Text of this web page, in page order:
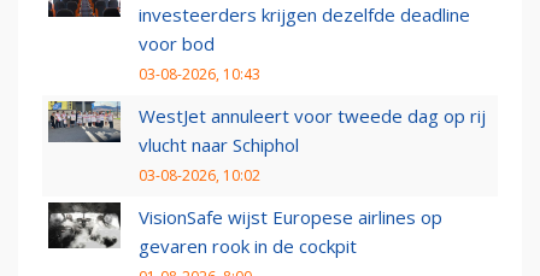
investeerders krijgen dezelfde deadline
voor bod
03-08-2026, 10:43
WestJet annuleert voor tweede dag op rij
vlucht naar Schiphol
03-08-2026, 10:02
VisionSafe wijst Europese airlines op
gevaren rook in de cockpit